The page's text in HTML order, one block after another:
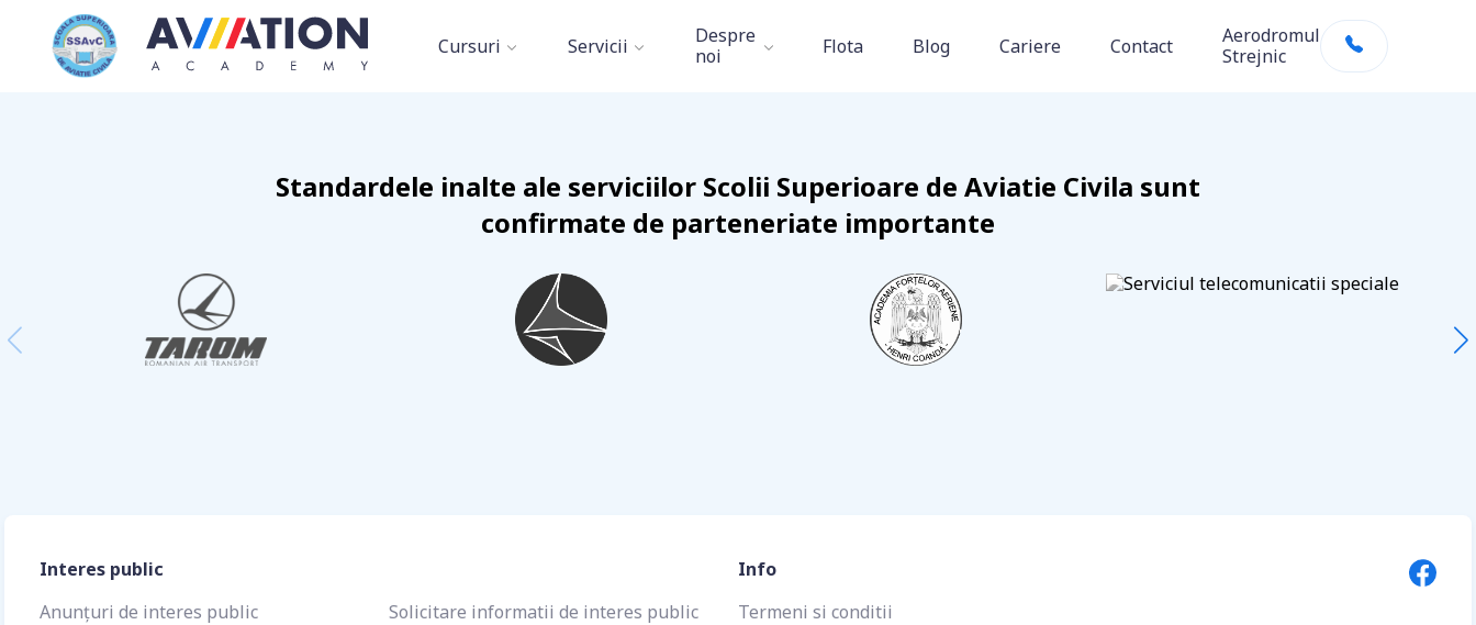
Cursuri Servicii
Despre
noi
Flota Blog Cariere Contact
Aerodromul
Strejnic
Blog
Standardele inalte ale serviciilor Scolii Superioare de Aviatie Civila sunt
confirmate de parteneriate importante
Interes public
Anunțuri de interes public
Solicitare informatii de interes public
Info
Termeni si conditii